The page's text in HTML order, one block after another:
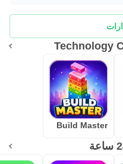
Build Master